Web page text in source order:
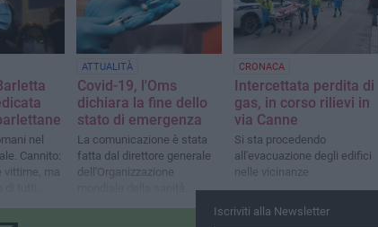
nel
Cannito:
vittime, ma
ATTUALITÀ
Covid-19, l'Oms
dichiara la fine dello
stato di emergenza
La comunicazione è stata
fatta dal direttore generale
dell'Organizzazione
CRONACA
Intercettata perdita di
gas, in corso rilievi in
via Canne
Si sta procedendo
all'evacuazione degli edifici
nelle vicinanze
Iscriviti alla Newsletter